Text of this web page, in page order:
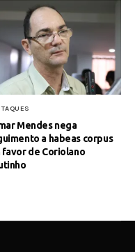
Mendes nega
a habeas corpus
favor de Coriolano